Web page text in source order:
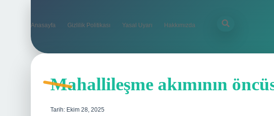
Anasayfa Gizlilik Politikası Yasal Uyarı Hakkımızda
Mahallileşme akımının
Tarih: Ekim 28, 2025